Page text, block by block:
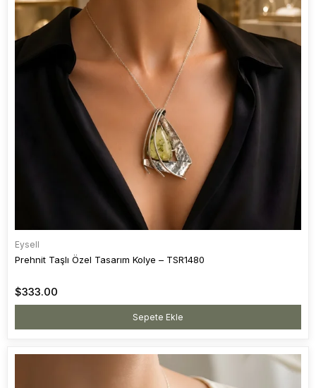
Eysell
Prehnit Taşlı Özel Tasarım Kolye – TSR1480
$333.00
Sepete Ekle